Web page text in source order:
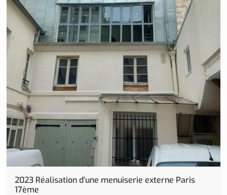
Rénovation
2023 Réalisation d'une menuiserie externe Paris
17ème